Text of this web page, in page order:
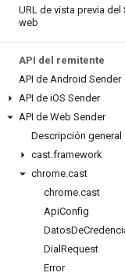
URL de vista previa del
web
API del remitente
API de Android Sender
API de iOS Sender
API de Web Sender
Descripción general
cast.framework
chrome.cast
chrome.cast
ApiConfig
DatosDe
Dial Request
Error